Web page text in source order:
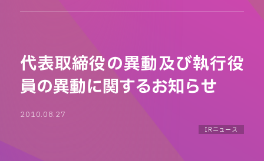
COMPANY
IR
代表取締役の異動及び執行役
員の異動に関するお知らせ
2010.08.27
IRニュース